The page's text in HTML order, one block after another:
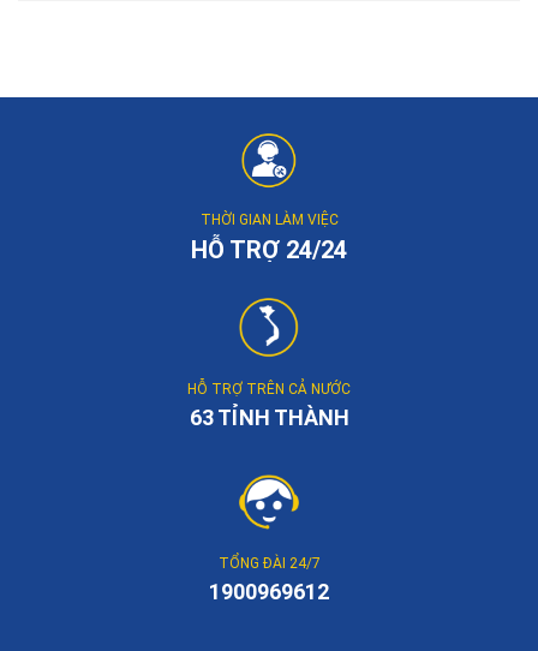
THỜI GIAN LÀM VIỆC
HỖ TRỢ 24/24
HỖ TRỢ TRÊN CẢ NƯỚC
63 TỈNH THÀNH
TỔNG ĐÀI 24/7
1900969612